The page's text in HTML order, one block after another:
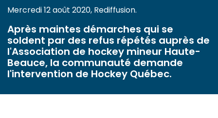
Mercredi 12 août 2020, Rediffusion.
Après maintes démarches qui se
soldent par des refus répétés auprès de
l'Association de hockey mineur Haute-
Beauce, la communauté demande
l'intervention de Hockey Québec.